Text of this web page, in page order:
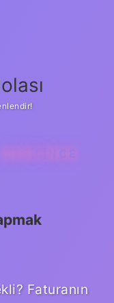
Faturanın